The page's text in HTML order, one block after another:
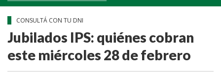
CONSULTÁ CON TU DNI
Jubilados IPS: quiénes cobran
este miércoles 28 de febrero